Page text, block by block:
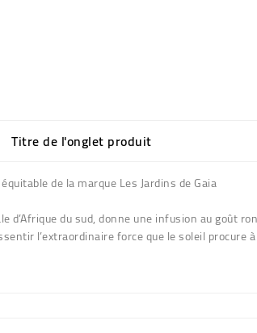
Titre de l'onglet produit
de la marque Les Jardins de Gaia
d’Afrique du sud, donne une infusion au goût
l’extraordinaire force que le soleil